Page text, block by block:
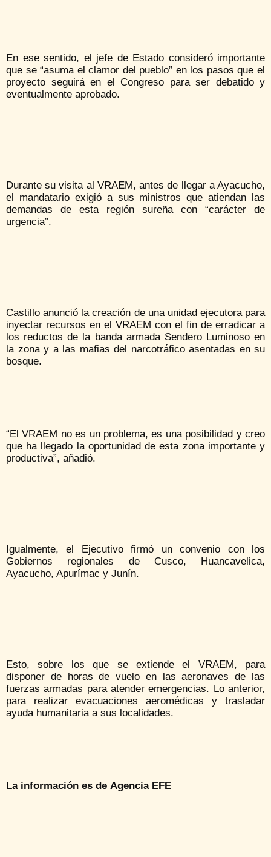
En ese sentido, el jefe de Estado consideró importante
que se “asuma el clamor del pueblo” en los pasos que el
proyecto seguirá en el Congreso para ser debatido y
eventualmente aprobado.
Durante su visita al VRAEM, antes de llegar a Ayacucho,
el mandatario exigió a sus ministros que atiendan las
demandas de esta región sureña con “carácter de
urgencia”.
Castillo anunció la creación de una unidad ejecutora para
inyectar recursos en el VRAEM con el fin de erradicar a
los reductos de la banda armada Sendero Luminoso en
la zona y a las mafias del narcotráfico asentadas en su
bosque.
“El VRAEM no es un problema, es una posibilidad y creo
que ha llegado la oportunidad de esta zona importante y
productiva”, añadió.
Igualmente, el Ejecutivo firmó un convenio con los
Gobiernos regionales de Cusco, Huancavelica,
Ayacucho, Apurímac y Junín.
Esto, sobre los que se extiende el VRAEM, para
disponer de horas de vuelo en las aeronaves de las
fuerzas armadas para atender emergencias. Lo anterior,
para realizar evacuaciones aeromédicas y trasladar
ayuda humanitaria a sus localidades.
La información es de Agencia EFE